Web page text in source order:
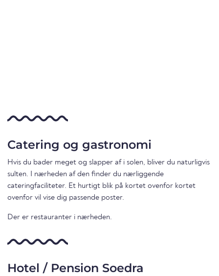
Catering og gastronomi
Hvis du bader meget og slapper af i solen, bliver du naturligvis
sulten. I nærheden af den finder du nærliggende
cateringfaciliteter. Et hurtigt blik på kortet ovenfor kortet
ovenfor vil vise dig passende poster.
Der er restauranter i nærheden.
Hotel / Pension Soedra